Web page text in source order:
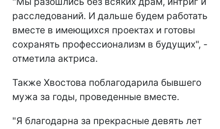
расследований. И дальше будем работать
вместе в имеющихся проектах и готовы
сохранять профессионализм в будущих", -
отметила актриса.
Также Хвостова поблагодарила бывшего
мужа за годы, проведенные вместе.
"Я благодарна за прекрасные девять лет